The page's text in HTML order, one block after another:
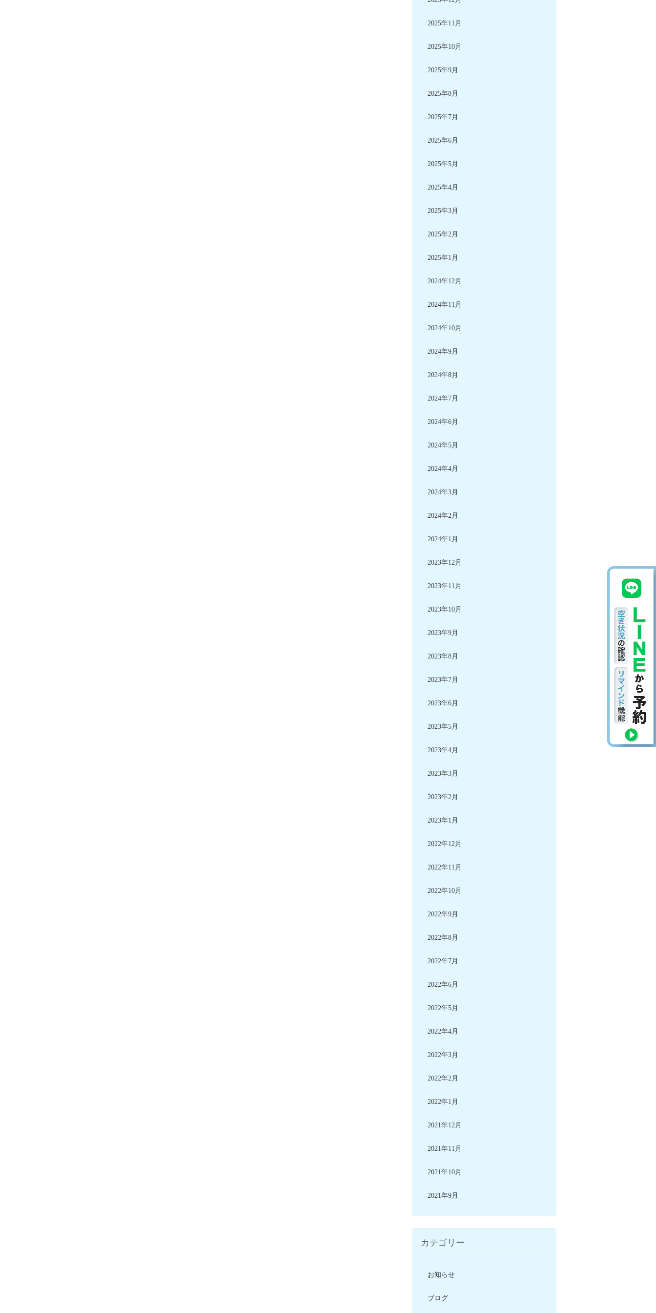
2025年11月
2025年10月
2025年9月
2025年8月
2025年7月
2025年6月
2025年5月
2025年4月
2025年3月
2025年2月
2025年1月
2024年12月
2024年11月
2024年10月
2024年9月
2024年8月
2024年7月
2024年6月
2024年5月
2024年4月
2024年3月
2024年2月
2024年1月
2023年12月
2023年11月
2023年10月
2023年9月
2023年8月
2023年7月
2023年6月
2023年5月
2023年4月
2023年3月
2023年2月
2023年1月
2022年12月
2022年11月
2022年10月
2022年9月
2022年8月
2022年7月
2022年6月
2022年5月
2022年4月
2022年3月
2022年2月
2022年1月
2021年12月
2021年11月
2021年10月
2021年9月
カテゴリー
お知らせ
ブログ